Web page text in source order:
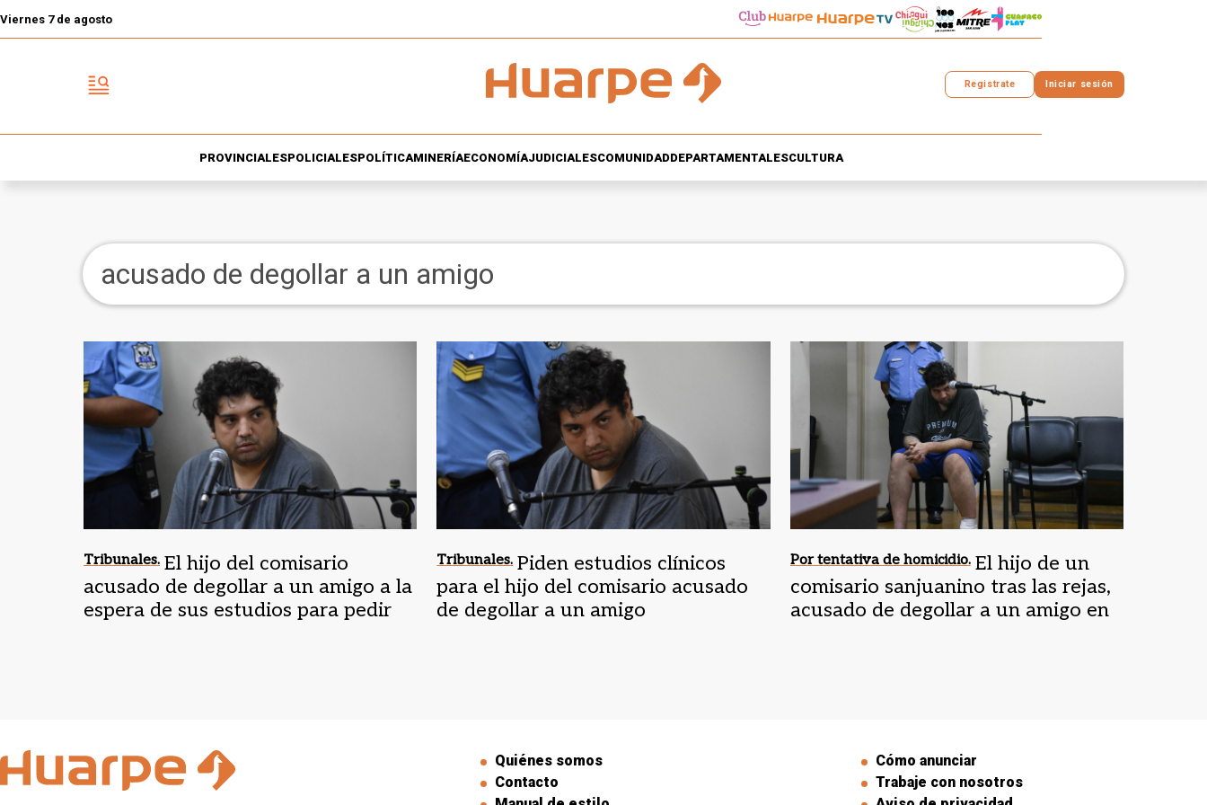
Viernes 7 de agosto
Registrate Iniciar sesión
PROVINCIALESPOLICIALESPOLÍTICAMINERÍAECONOMÍAJUDICIALESCOMUNIDADDEPARTAMENTALESCULTURA
acusado de degollar a un amigo
Tribunales. El hijo del comisario
acusado de degollar a un amigo a la
espera de sus estudios para pedir
Tribunales. Piden estudios clínicos
para el hijo del comisario acusado
de degollar a un amigo
Por tentativa de homicidio. El hijo de un
comisario sanjuanino tras las rejas,
acusado de degollar a un amigo en
Quiénes somos
Contacto
Cómo anunciar
Trabaje con nosotros